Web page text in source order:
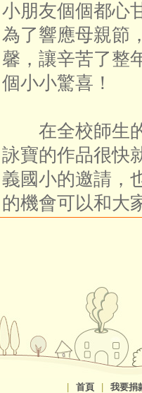
小朋友個個都心
為了響應母親節
馨，讓辛苦了整
個小小驚喜！
在全校師生的
詠寶的作品很快
義國小的邀請，
的機會可以和大
首頁 我要捐